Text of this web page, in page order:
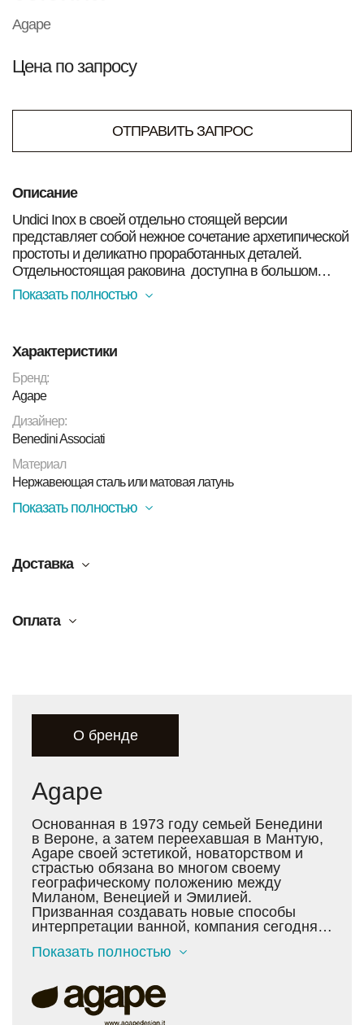
Agape
Цена по запросу
ОТПРАВИТЬ ЗАПРОС
Описание
Undici Inox в своей отдельно стоящей версии
представляет собой нежное сочетание архетипической
простоты и деликатно проработанных деталей.
Отдельностоящая раковина доступна в большом
количестве вариантов отделки, которые можно
Показать полностью
Характеристики
Бренд:
Agape
Дизайнер:
Benedini Associati
Материал
Нержавеющая сталь или матовая латунь
Показать полностью
Доставка
Оплата
О бренде
Agape
Основанная в 1973 году семьей Бенедини
в Вероне, а затем переехавшая в Мантую,
Agape своей эстетикой, новаторством и
страстью обязана во многом своему
географическому положению между
Миланом, Венецией и Эмилией.
Призванная создавать новые способы
интерпретации ванной, компания сегодня
мебельной индустрии. Под руководством
функционального пространства к
эмоциональному центру дома. С самого
начала врожденный дизайнерский талант в
Показать полностью